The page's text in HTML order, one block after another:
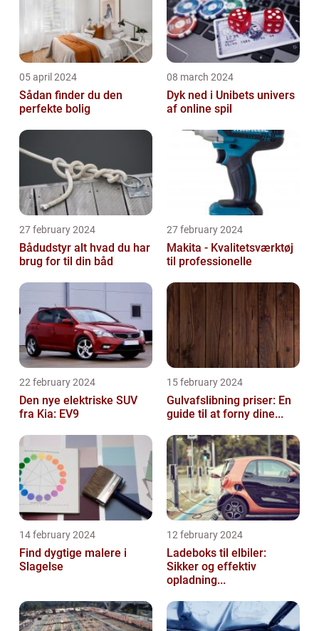
05 april 2024
Sådan finder du den
perfekte bolig
08 march 2024
Dyk ned i Unibets univers
af online spil
27 february 2024
Bådudstyr alt hvad du har
brug for til din båd
27 february 2024
Makita - Kvalitetsværktøj
til professionelle
22 february 2024
Den nye elektriske SUV
fra Kia: EV9
15 february 2024
Gulvafslibning priser: En
guide til at forny dine...
14 february 2024
Find dygtige malere i
Slagelse
12 february 2024
Ladeboks til elbiler:
Sikker og effektiv
opladning...